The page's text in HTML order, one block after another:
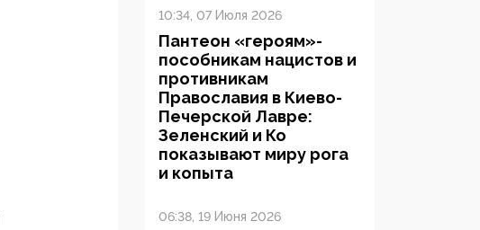
10:34, 07 Июля 2026
Пантеон «героям»-
пособникам нацистов и
противникам
Православия в Киево-
Печерской Лавре:
Зеленский и Ко
показывают миру рога
и копыта
06:38, 19 Июня 2026